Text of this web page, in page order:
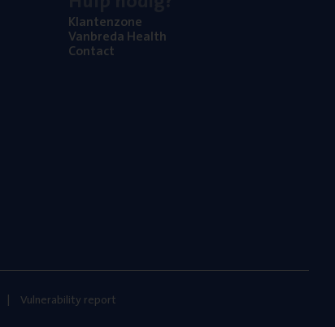
Klan­ten­zo­ne
Van­b­re­da Health
Con­tact
Vulnerability report